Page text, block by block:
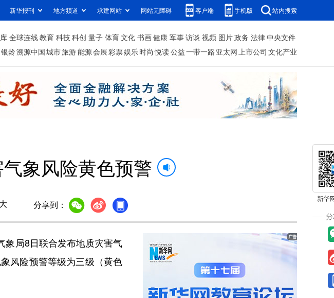
新华报刊 地方频道 承建网站 网站无障碍 客户端 手机版 站内搜索
全球连线教育 科技科创 量子 体育文化 书画健康 军事访谈 视频 图片政务 法律中央文件
银龄溯源中国城市旅游能源会展彩票娱乐时尚 悦读公益一带一路 亚太网上市公司 文化产业
象风险黄色预警
大 分享到：
局8日联合发布地质灾害气
风险预警等级为三级（黄色